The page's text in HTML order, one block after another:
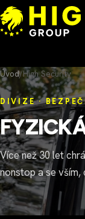
Přeskočit na
Úvod/High Security
DIVIZE ·
Více než 30 let
nonstop a se